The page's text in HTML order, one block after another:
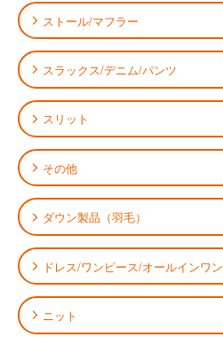
ストール/マフラー
スラックス/デニム/パンツ
スリット
その他
ダウン製品（羽毛）
ドレス/ワンピース/オールインワン
ニット